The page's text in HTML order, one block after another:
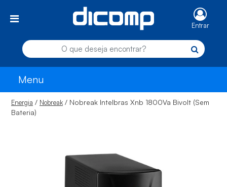
Entrar
Menu
Energia / Nobreak / Nobreak Intelbras Xnb 1800Va Bivolt (Sem
Bateria)